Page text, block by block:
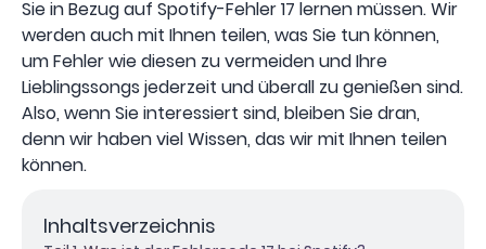
Sie in Bezug auf Spotify-Fehler 17 lernen müssen. Wir
werden auch mit Ihnen teilen, was Sie tun können,
um Fehler wie diesen zu vermeiden und Ihre
Lieblingssongs jederzeit und überall zu genießen sind.
Also, wenn Sie interessiert sind, bleiben Sie dran,
denn wir haben viel Wissen, das wir mit Ihnen teilen
können.
Inhaltsverzeichnis